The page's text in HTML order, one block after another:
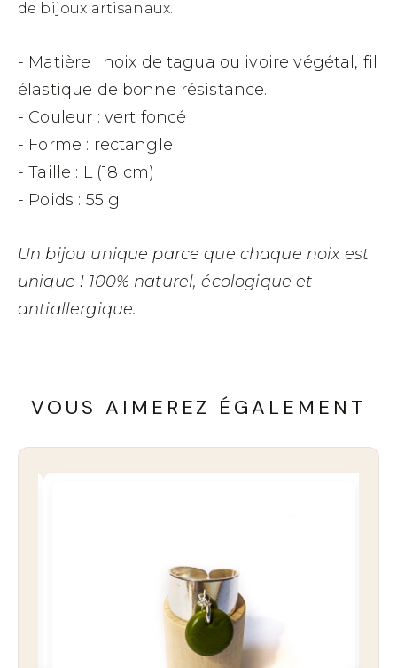
de bijoux artisanaux.
- Matière : noix de tagua ou ivoire végétal, fil
élastique de bonne résistance.
- Couleur : vert foncé
- Forme : rectangle
- Taille : L (18 cm)
- Poids : 55 g
Un bijou unique parce que chaque noix est
unique ! 100% naturel, écologique et
antiallergique.
VOUS AIMEREZ ÉGALEMENT